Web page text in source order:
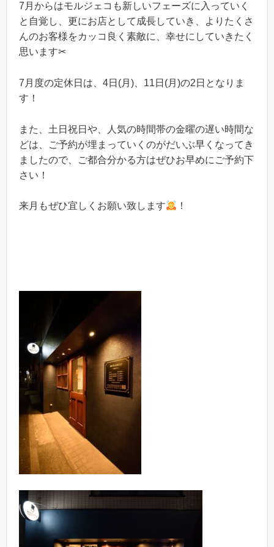
7月からはモルジェコも新しいフェーズに入っていく
と自覚し、更にお店として成長していき、よりたくさ
んのお客様をカッコ良く素敵に、幸せにしていきたく
思います✂︎
7月度の定休日は、4日(月)、11日(月)の2日となりま
す！
また、土日祝日や、人気の時間帯の金曜の遅い時間な
どは、ご予約が埋まっていくのがだいぶ早くなってき
ましたので、ご都合分かる方はぜひお早めにご予約下
さい！
来月もぜひ宜しくお願い致します ！